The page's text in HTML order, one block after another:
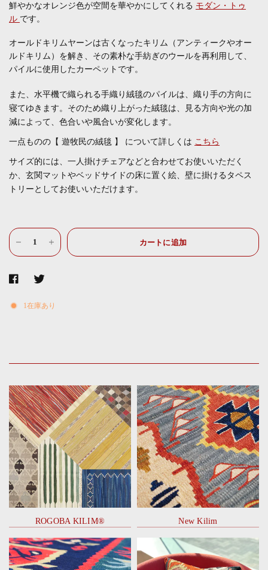
鮮やかなオレンジ色が空間を華やかにしてくれる モダン・トゥ
ル です。
オールドキリムヤーンは古くなったキリム（アンティークやオー
ルドキリム）を解き、その素朴な手紡ぎのウールを再利用して、
パイルに使用したカーペットです。
また、水平機で織られる手織り絨毯のパイルは、織り手の方向に
寝てゆきます。そのため織り上がった絨毯は、見る方向や光の加
減によって、色合いや風合いが変化します。
一点ものの【 遊牧民の絨毯 】 について詳しくは こちら
サイズ的には、一人掛けチェアなどと合わせてお使いいただく
か、玄関マットやベッドサイドの床に置く絵、壁に掛けるタペス
トリーとしてお使いいただけます。
カートに追加
1在庫あり
ROGOBA KILIM® New Kilim